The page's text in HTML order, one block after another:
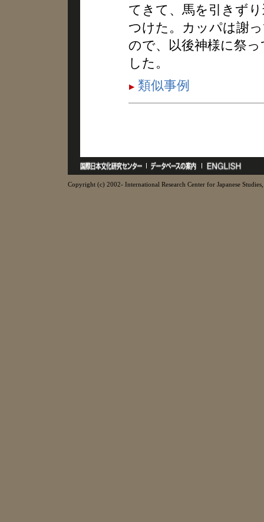
てきて、馬を引きず
つけた。カッパは謝
ので、以後神様に祭
した。
類似事例
Copyright (c) 2002- International Research Center for Japanese